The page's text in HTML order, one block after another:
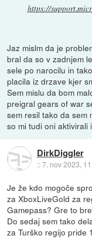
https://
Jaz mislm da je
bral da so v zadnjem
sele po narocilu in
placila iz drzave kjer
Sem mislu da bom
preigral gears of war
sem resil tako da sem
so mi tudi oni
DirkDiggler
::7. nov 2023,
Je že kdo mogoče
za XboxLiveGold za
Gamepass? Gre to
Do sedaj sem tako
za Turško regijo pride